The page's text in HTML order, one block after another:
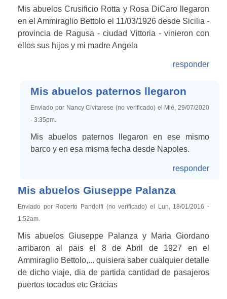
Mis abuelos Crusificio Rotta y Rosa DiCaro llegaron
en el Ammiraglio Bettolo el 11/03/1926 desde Sicilia -
provincia de Ragusa - ciudad Vittoria - vinieron con
ellos sus hijos y mi madre Angela
responder
Mis abuelos paternos llegaron
Enviado por Nancy Civitarese (no verificado) el Mié, 29/07/2020
- 3:35pm.
Mis abuelos paternos llegaron en ese mismo
barco y en esa misma fecha desde Napoles.
responder
Mis abuelos Giuseppe Palanza
Enviado por Roberto Pandolfi (no verificado) el Lun, 18/01/2016 -
1:52am.
Mis abuelos Giuseppe Palanza y Maria Giordano
arribaron al pais el 8 de Abril de 1927 en el
Ammiraglio Bettolo,... quisiera saber cualquier detalle
de dicho viaje, dia de partida cantidad de pasajeros
puertos tocados etc Gracias